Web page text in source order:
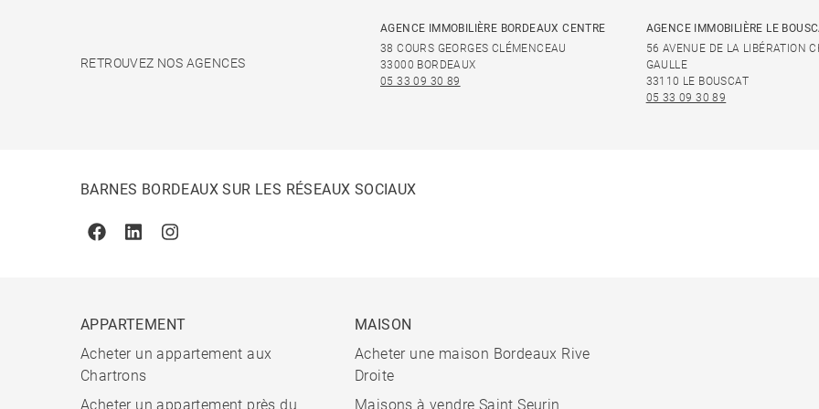
RETROUVEZ NOS AGENCES
AGENCE IMMOBILIÈRE BORDEAUX CENTRE
38 COURS GEORGES CLÉMENCEAU
33000 BORDEAUX
05 33 09 30 89
AGENCE IMMOBILIÈRE LE
56 AVENUE DE LA LIBÉRATION
GAULLE
33110 LE BOUSCAT
05 33 09 30 89
BARNES BORDEAUX SUR LES RÉSEAUX SOCIAUX
FacebookLinkedinInstagram
APPARTEMENT
Acheter un appartement aux
Chartrons
Acheter un appartement près du
MAISON
Acheter une maison Bordeaux Rive
Droite
Maisons à vendre Saint Seurin